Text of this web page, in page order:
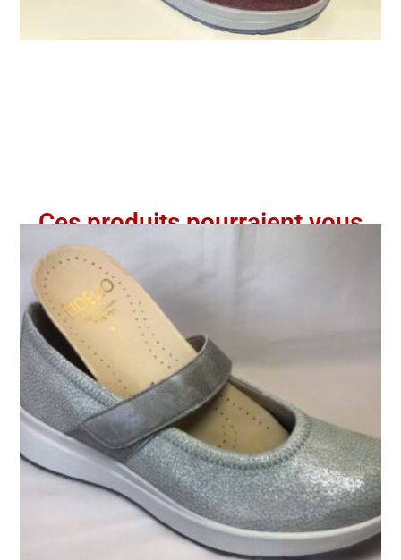
Ces produits pourraient vous